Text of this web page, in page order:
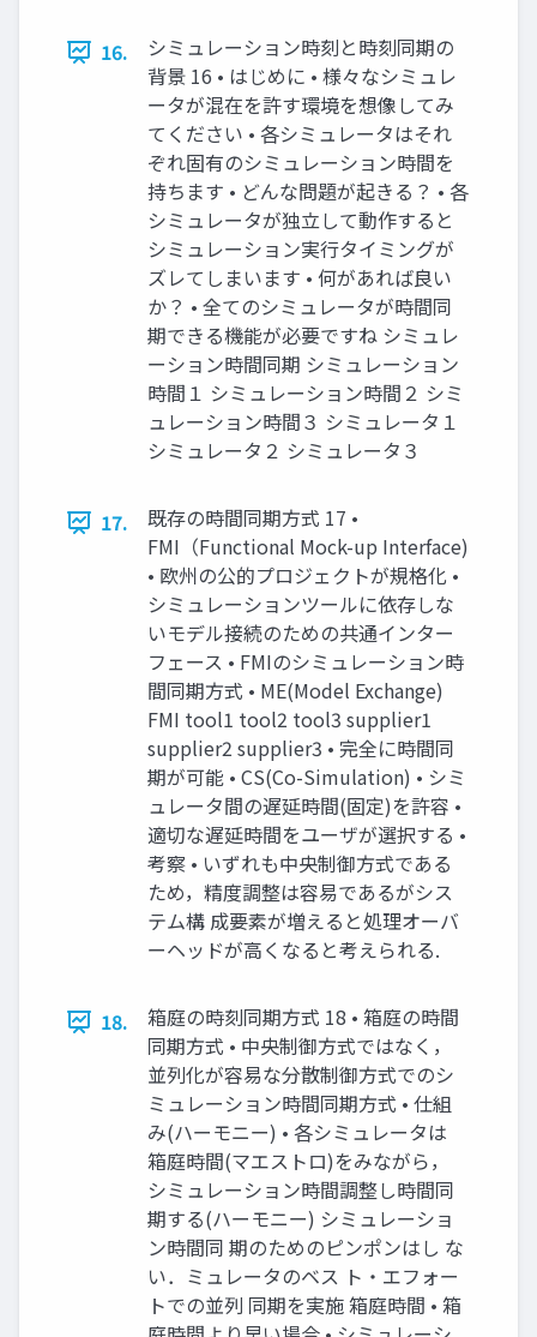
16.
シミュレーション時刻と時刻同期の
背景 16 • はじめに • 様々なシミュレ
ータが混在を許す環境を想像してみ
てください • 各シミュレータはそれ
ぞれ固有のシミュレーション時間を
持ちます • どんな問題が起きる？ • 各
シミュレータが独立して動作すると
シミュレーション実行タイミングが
ズレてしまいます • 何があれば良い
か？ • 全てのシミュレータが時間同
期できる機能が必要ですね シミュレ
ーション時間同期 シミュレーション
時間１ シミュレーション時間２ シミ
ュレーション時間３ シミュレータ１
シミュレータ２ シミュレータ３
17.
既存の時間同期方式 17 •
FMI（Functional Mock-up Interface)
• 欧州の公的プロジェクトが規格化 •
シミュレーションツールに依存しな
いモデル接続のための共通インター
フェース • FMIのシミュレーション時
間同期方式 • ME(Model Exchange)
FMI tool1 tool2 tool3 supplier1
supplier2 supplier3 • 完全に時間同
期が可能 • CS(Co-Simulation) • シミ
ュレータ間の遅延時間(固定)を許容 •
適切な遅延時間をユーザが選択する •
考察 • いずれも中央制御方式である
ため，精度調整は容易であるがシス
テム構 成要素が増えると処理オーバ
ーヘッドが高くなると考えられる.
18.
箱庭の時刻同期方式 18 • 箱庭の時間
同期方式 • 中央制御方式ではなく，
並列化が容易な分散制御方式でのシ
ミュレーション時間同期方式 • 仕組
み(ハーモニー) • 各シミュレータは
箱庭時間(マエストロ)をみながら，
シミュレーション時間調整し時間同
期する(ハーモニー) シミュレーショ
ン時間同 期のためのピンポンはし な
い．ミュレータのベス ト・エフォー
トでの並列 同期を実施 箱庭時間 • 箱